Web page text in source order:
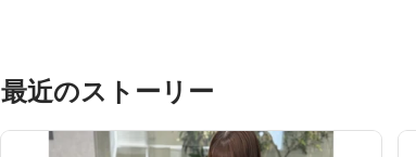
最近のストーリー